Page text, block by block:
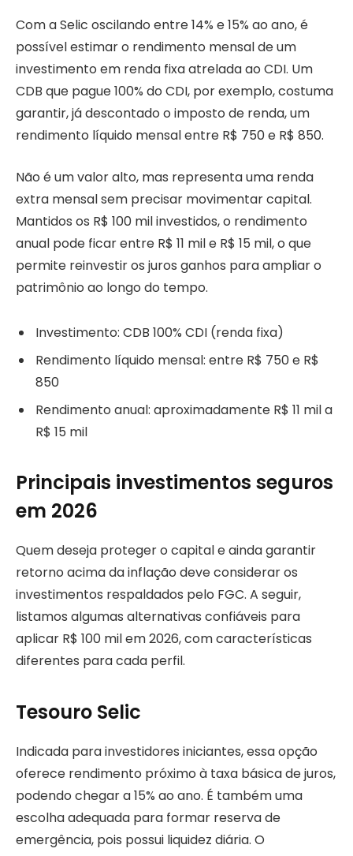
Com a Selic oscilando entre 14% e 15% ao ano, é
possível estimar o rendimento mensal de um
investimento em renda fixa atrelada ao CDI. Um
CDB que pague 100% do CDI, por exemplo, costuma
garantir, já descontado o imposto de renda, um
rendimento líquido mensal entre R$ 750 e R$ 850.
Não é um valor alto, mas representa uma renda
extra mensal sem precisar movimentar capital.
Mantidos os R$ 100 mil investidos, o rendimento
anual pode ficar entre R$ 11 mil e R$ 15 mil, o que
permite reinvestir os juros ganhos para ampliar o
patrimônio ao longo do tempo.
Investimento: CDB 100% CDI (renda fixa)
Rendimento líquido mensal: entre R$ 750 e R$
850
Rendimento anual: aproximadamente R$ 11 mil a
R$ 15 mil
Principais investimentos seguros
em 2026
Quem deseja proteger o capital e ainda garantir
retorno acima da inflação deve considerar os
investimentos respaldados pelo FGC. A seguir,
listamos algumas alternativas confiáveis para
aplicar R$ 100 mil em 2026, com características
diferentes para cada perfil.
Tesouro Selic
Indicada para investidores iniciantes, essa opção
oferece rendimento próximo à taxa básica de juros,
podendo chegar a 15% ao ano. É também uma
escolha adequada para formar reserva de
emergência, pois possui liquidez diária. O